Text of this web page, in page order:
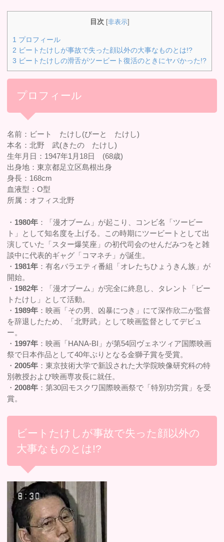
目次 [非表示]
1 プロフィール
2 ビートたけしが事故で失った顔以外の大事なものとは!?
3 ビートたけしの滑舌がツービート復活のときにヤバかった!?
プロフィール
名前：ビート たけし(びーと たけし)
本名：北野 武(きたの たけし)
生年月日：1947年1月18日 (68歳)
出身地：東京都足立区島根出身
身長：168cm
血液型：O型
所属：オフィス北野
・ 1980年 ：「漫才ブーム」が起こり、コンビ名「ツービー
ト」として知名度を上げる。この時期にツービートとして出
演していた「スター爆笑座」の初代司会のせんだみつをと雑
談中に代表的ギャグ「コマネチ」が誕生。
・ 1981年 ：有名バラエティ番組「オレたちひょうきん族」が
開始。
・ 1982年 ：「漫才ブーム」が完全に終息し、タレント「ビー
トたけし」として活動。
・ 1989年 ：映画「その男、凶暴につき」にて深作欣二が監督
を辞退したため、「北野武」として映画監督としてデビュ
ー。
・ 1997年 ：映画「HANA-BI」が第54回ヴェネツィア国際映画
祭で日本作品として40年ぶりとなる金獅子賞を受賞。
・2005年 ：東京技術大学で新設された大学院映像研究科の特
別教授および映画専攻長に就任。
・2008年 ：第30回モスクワ国際映画祭で「特別功労賞」を受
賞。
ビートたけしが事故で失った顔以外の
大事なものとは!?